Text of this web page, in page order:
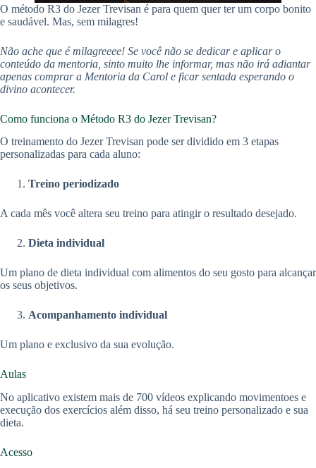
O método R3 do Jezer Trevisan é para quem quer ter um corpo bonito
e saudável. Mas, sem milagres!
Não ache que é milagreeee! Se você não se dedicar e aplicar o
conteúdo da mentoria, sinto muito lhe informar, mas não irá adiantar
apenas comprar a Mentoria da Carol e ficar sentada esperando o
divino acontecer.
Como funciona o Método R3 do Jezer Trevisan?
O treinamento do Jezer Trevisan pode ser dividido em 3 etapas
personalizadas para cada aluno:
Treino periodizado
A cada mês você altera seu treino para atingir o resultado desejado.
Dieta individual
Um plano de dieta individual com alimentos do seu gosto para alcançar
os seus objetivos.
Acompanhamento individual
Um plano e exclusivo da sua evolução.
Aulas
No aplicativo existem mais de 700 vídeos explicando movimentoes e
execução dos exercícios além disso, há seu treino personalizado e sua
dieta.
Acesso